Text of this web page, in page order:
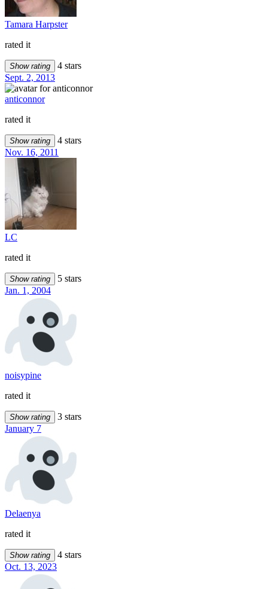
Tamara Harpster
rated it
Show rating
4 stars
Sept. 2, 2013
anticonnor
rated it
Show rating
4 stars
Nov. 16, 2011
LC
rated it
Show rating
5 stars
Jan. 1, 2004
noisypine
rated it
Show rating
3 stars
January 7
Delaenya
rated it
Show rating
4 stars
Oct. 13, 2023